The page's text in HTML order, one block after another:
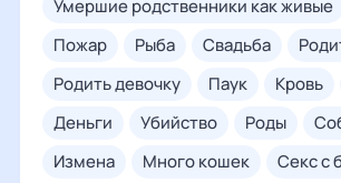
умершие родственники как живые
пожар
рыба свадьба
родить девочку
паук кровь
деньги
убийство роды
измена
много кошек секс